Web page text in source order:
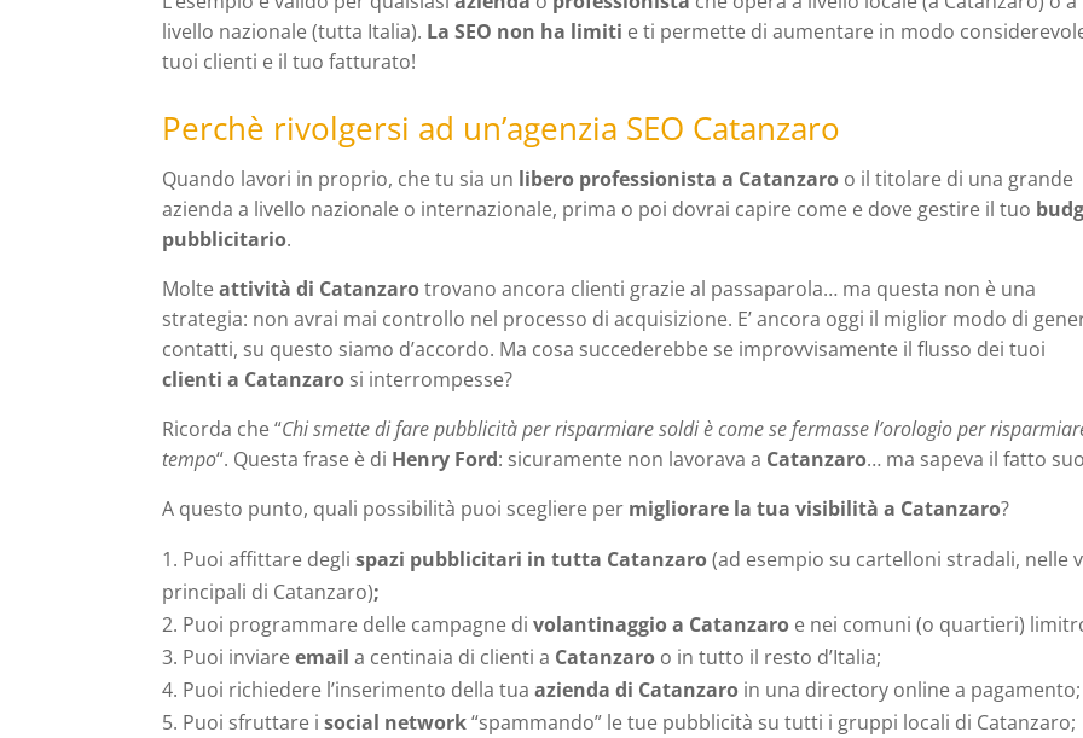
livello nazionale (tutta Italia). La SEO non ha limiti e ti permette di aumentare in modo
tuoi clienti e il tuo fatturato!
Perchè rivolgersi ad un’agenzia SEO Catanzaro
Quando lavori in proprio, che tu sia un libero professionista a Catanzaro o il titolare di una grande
azienda a livello nazionale o internazionale, prima o poi dovrai capire come e dove gestire il tuo
pubblicitario.
Molteattività di Catanzarotrovano ancora clienti grazie al passaparola… ma questa non è una
strategia: non avrai mai controllo nel processo di acquisizione. E’ ancora oggi il miglior modo di
contatti, su questo siamo d’accordo. Ma cosa succederebbe se improvvisamente il flusso dei tuoi
clienti a Catanzaro si interrompesse?
Ricorda che “Chi smette di fare pubblicità per risparmiare soldi è come se fermasse l’orologio per
tempo“. Questa frase è di Henry Ford: sicuramente non lavorava a Catanzaro… ma sapeva il fatto
A questo punto, quali possibilità puoi scegliere per migliorare la tua visibilità a Catanzaro?
Puoi affittare deglispazi pubblicitari in tutta Catanzaro(ad esempio su cartelloni stradali, nelle
principali di Catanzaro);
Puoi programmare delle campagne divolantinaggio a Catanzaro e nei comuni (o quartieri)
Puoi inviareemail a centinaia di clienti a Catanzaro o in tutto il resto d’Italia;
Puoi richiedere l’inserimento della tuaazienda di Catanzaro in una directory online a pagamento;
Puoi sfruttare isocial network“spammando” le tue pubblicità su tutti i gruppi locali di Catanzaro;